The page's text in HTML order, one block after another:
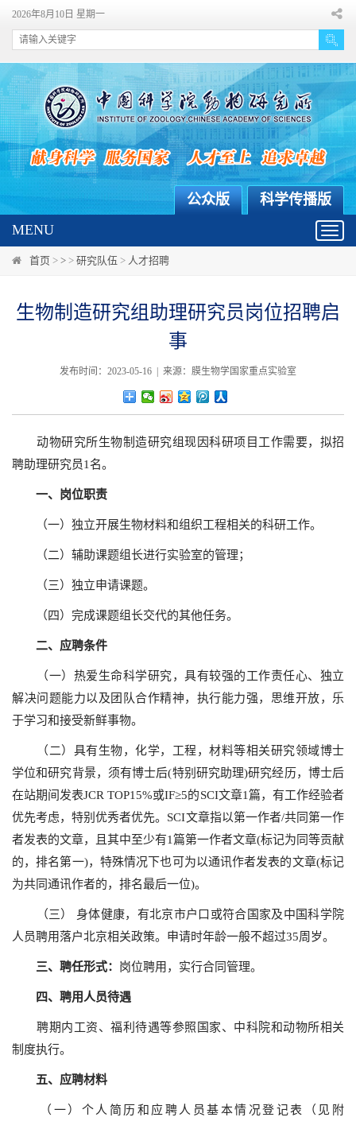
2026年8月10日 星期一
科学传播版
公众版
MENU
首页 > > > 研究队伍 > 人才招聘
生物制造研究组助理研究员岗位招聘启
事
发布时间：2023-05-16 | 来源：膜生物学国家重点实验室
动物研究所生物制造研究组现因科研项目工作需要，拟招
聘助理研究员1名。
一、岗位职责
（一）独立开展生物材料和组织工程相关的科研工作。
（二）辅助课题组长进行实验室的管理；
（三）独立申请课题。
（四）完成课题组长交代的其他任务。
二、应聘条件
（一）热爱生命科学研究，具有较强的工作责任心、独立
解决问题能力以及团队合作精神，执行能力强，思维开放，乐
于学习和接受新鲜事物。
（二）具有生物，化学，工程，材料等相关研究领域博士
学位和研究背景，须有博士后(特别研究助理)研究经历，博士后
在站期间发表JCR TOP15%或IF≥5的SCI文章1篇，有工作经验者
优先考虑，特别优秀者优先。SCI文章指以第一作者/共同第一作
者发表的文章，且其中至少有1篇第一作者文章(标记为同等贡献
的，排名第一)，特殊情况下也可为以通讯作者发表的文章(标记
为共同通讯作者的，排名最后一位)。
（三） 身体健康，有北京市户口或符合国家及中国科学院
人员聘用落户北京相关政策。申请时年龄一般不超过35周岁。
三、聘任形式： 岗位聘用，实行合同管理。
四、聘用人员待遇
聘期内工资、福利待遇等参照国家、中科院和动物所相关
制度执行。
五、应聘材料
（一）个人简历和应聘人员基本情况登记表（见附